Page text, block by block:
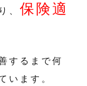
、 保険適
するまで何
います。